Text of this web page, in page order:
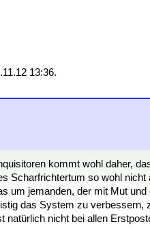
13:36.
kommt wohl daher,
Scharfrichtertum so wohl
um jemanden, der mit Mut
das System zu
natürlich nicht bei allen